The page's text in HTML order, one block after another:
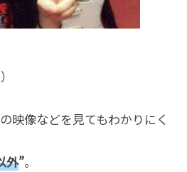
映像などを見てもわかりにく
外”。